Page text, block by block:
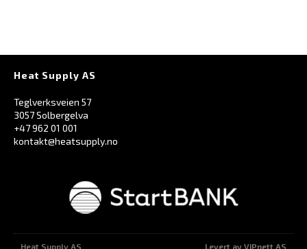
Heat Supply AS
Teglverksveien 57
3057 Solbergelva
+47 962 01 001
kontakt@heatsupply.no
Heat Supply AS Levert av VIPnett AS